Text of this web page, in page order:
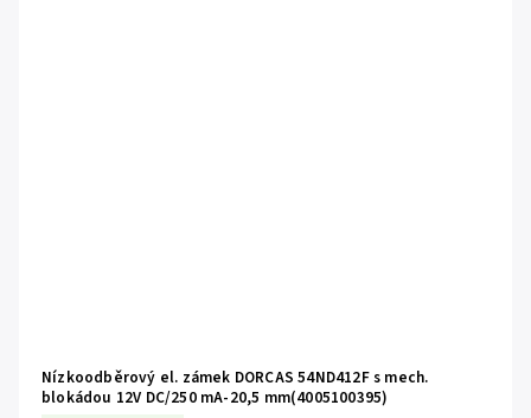
Nízkoodběrový el. zámek DORCAS 54ND412F s mech.
blokádou 12V DC/250 mA-20,5 mm(4005100395)